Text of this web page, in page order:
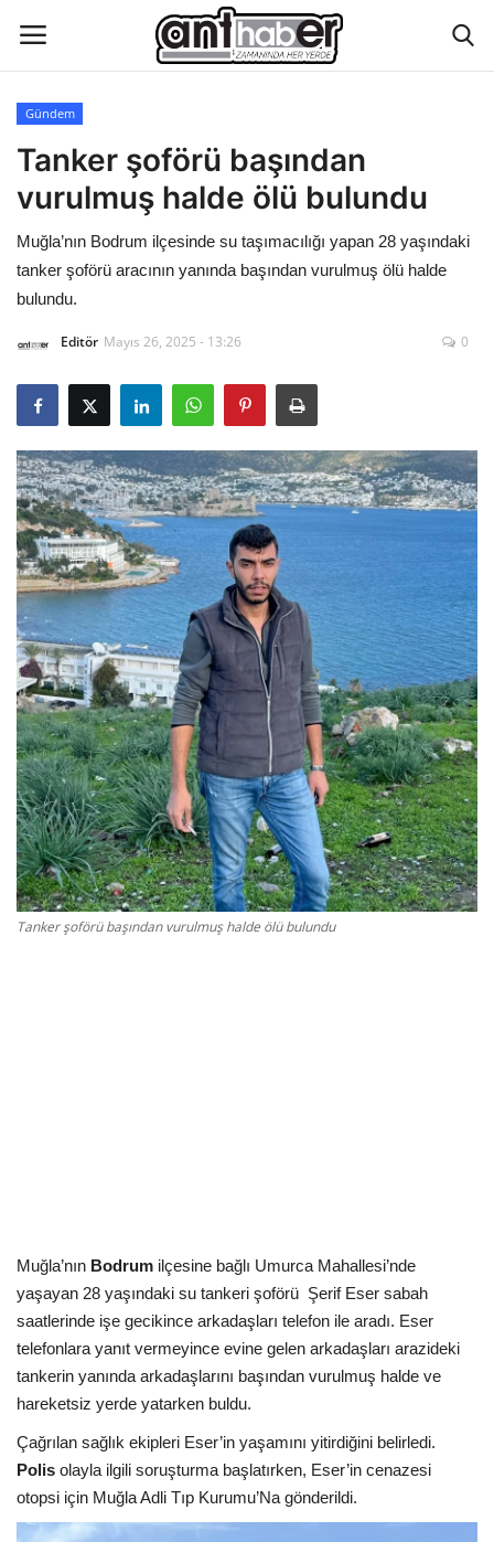
Künye
Eğitim
Aktüel Magazin
Asayiş
Çevre
Gizlilik Politikası
Reklam ve İşbirliği
Bodrum Trafik Yoğunluk Haritası
Turizm
Siyaset
Bodrum Nöbetçi Eczaneler
Köşe Yazarları
Spor
Gündem
Tanker şoförü başından
vurulmuş halde ölü bulundu
Muğla’nın Bodrum ilçesinde su taşımacılığı yapan 28 yaşındaki
tanker şoförü aracının yanında başından vurulmuş ölü halde
bulundu.
Editör Mayıs 26, 2025 - 13:26 0
Tanker şoförü başından vurulmuş halde ölü bulundu
Muğla’nın Bodrum ilçesine bağlı Umurca Mahallesi’nde
yaşayan 28 yaşındaki su tankeri şoförü Şerif Eser sabah
saatlerinde işe gecikince arkadaşları telefon ile aradı. Eser
telefonlara yanıt vermeyince evine gelen arkadaşları arazideki
tankerin yanında arkadaşlarını başından vurulmuş halde ve
hareketsiz yerde yatarken buldu.
Çağrılan sağlık ekipleri Eser’in yaşamını yitirdiğini belirledi.
Polis olayla ilgili soruşturma başlatırken, Eser’in cenazesi
otopsi için Muğla Adli Tıp Kurumu’Na gönderildi.